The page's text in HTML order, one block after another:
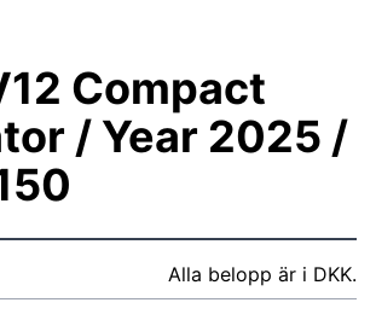
Compact
/ Year 2025 /
Alla belopp är i DKK.